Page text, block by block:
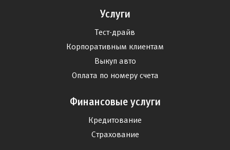
Услуги
Тест-драйв
Корпоративным клиентам
Выкуп авто
Оплата по номеру счета
Финансовые услуги
Кредитование
Страхование